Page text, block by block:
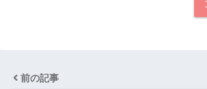
前の記事